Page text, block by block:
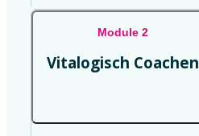
Module 2
Vitalogisch Coachen